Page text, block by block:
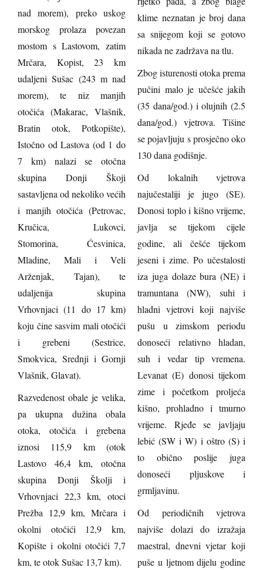
nad morem), preko uskog
morskog prolaza povezan
mostom s Lastovom, zatim
Mrčara, Kopist, 23 km
udaljeni Sušac (243 m nad
morem), te niz manjih
otočića (Makarac, Vlašnik,
Bratin otok, Potkopište),
Istočno od Lastova (od 1 do
7 km) nalazi se otočna
skupina Donji Škoji
sastavljena od nekoliko većih
i manjih otočića (Petrovac,
Kručica, Lukovci,
Stomorina, Ćesvinica,
Mladine, Mali i Veli
Arženjak, Tajan), te
udaljenija skupina
Vrhovnjaci (11 do 17 km)
koju čine sasvim mali otočići
i grebeni (Sestrice,
Smokvica, Srednji i Gornji
Vlašnik, Glavat).
Razvedenost obale je velika,
pa ukupna dužina obala
otoka, otočića i grebena
iznosi 115,9 km (otok
Lastovo 46,4 km, otočna
skupina Donji Školji i
Vrhovnjaci 22,3 km, otoci
Prežba 12,9 km, Mrčara i
okolni otočići 12,9 km,
Kopište i okolni otočići 7,7
km, te otok Sušac 13,7 km).
klime neznatan je broj dana
sa snijegom koji se gotovo
nikada ne zadržava na tlu.
Zbog isturenosti otoka prema
pučini malo je učešće jakih
(35 dana/god.) i olujnih (2.5
dana/god.) vjetrova. Tišine
se pojavljuju s prosječno oko
130 dana godišnje.
Od lokalnih vjetrova
najučestaliji je jugo (SE).
Donosi toplo i kišno vrijeme,
javlja se tijekom cijele
godine, ali češće tijekom
jeseni i zime. Po učestalosti
iza juga dolaze bura (NE) i
tramuntana (NW), suhi i
hladni vjetrovi koji najviše
pušu u zimskom periodu
donoseći relativno hladan,
suh i vedar tip vremena.
Levanat (E) donosi tijekom
zime i početkom proljeća
kišno, prohladno i tmurno
vrijeme. Rjeđe se javljaju
lebić (SW i W) i oštro (S) i
to obično poslije juga
donoseći pljuskove i
grmljavinu.
Od periodičnih vjetrova
najviše dolazi do izražaja
maestral, dnevni vjetar koji
puše u ljetnom dijelu godine